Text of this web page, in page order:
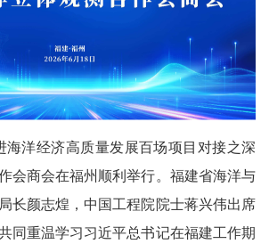
海洋经济高质量发展百场项目对接之深
会商会在福州顺利举行。福建省海洋与
长颜志煌，中国工程院院士蒋兴伟出席
同重温学习习近平总书记在福建工作期